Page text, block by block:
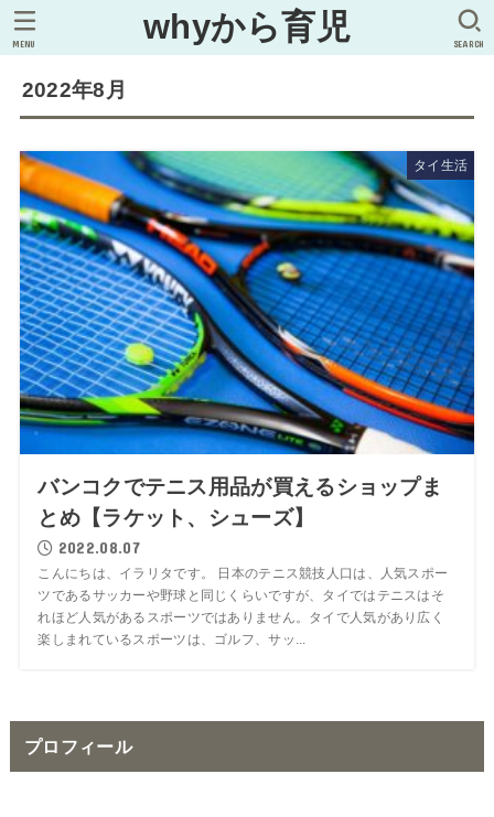
whyから育児 SEARCH
MENU
2022年8月
タイ生活
バンコクでテニス用品が買えるショップま
とめ【ラケット、シューズ】
2022.08.07
こんにちは、イラリタです。 日本のテニス競技人口は、人気スポー
ツであるサッカーや野球と同じくらいですが、タイではテニスはそ
れほど人気があるスポーツではありません。タイで人気があり広く
楽しまれているスポーツは、ゴルフ、サッ...
プロフィール